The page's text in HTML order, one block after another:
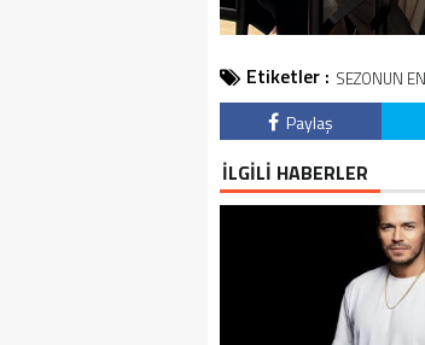
Etiketler : SEZONUN
Paylaş
İLGİLİ HABERLER